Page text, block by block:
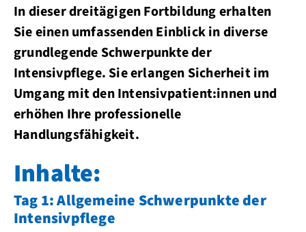
In dieser dreitägigen Fortbildung erhalten
Sie einen umfassenden Einblick in diverse
grundlegende Schwerpunkte der
Intensivpflege. Sie erlangen Sicherheit im
Umgang mit den Intensivpatient:innen und
erhöhen Ihre professionelle
Handlungsfähigkeit.
Inhalte:
Tag 1: Allgemeine Schwerpunkte der
Intensivpflege